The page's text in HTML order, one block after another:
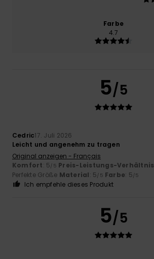
Farbe
4.7
5/5
Cedric17. Juli 2026
Leicht und angenehm zu tragen
Original anzeigen - Français
Komfort: 5/5 Preis-Leistungs-Verhältnis
Perfekte Größe Material: 5/5 Farbe: 5/5
Ich empfehle dieses Produkt
5/5